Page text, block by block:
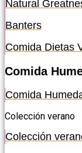
Natural
Banters
Comida Dietas
Comida
Comida
Colección verano
Colección